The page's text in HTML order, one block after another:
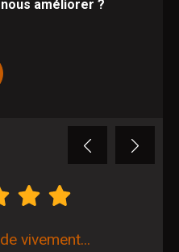
améliorer ?
Previous
Next
vivement...